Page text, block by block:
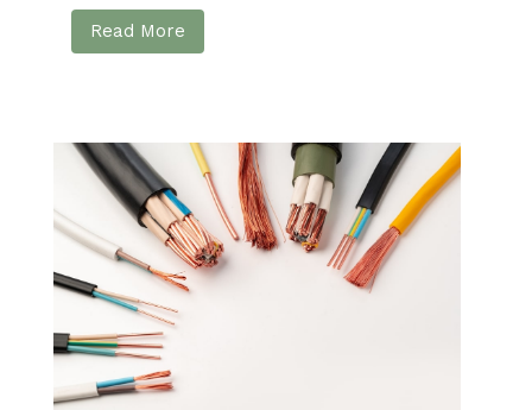
restaurant
19/10/2022 0 COMMENTS
Restauration
rapide healthy :
Read More